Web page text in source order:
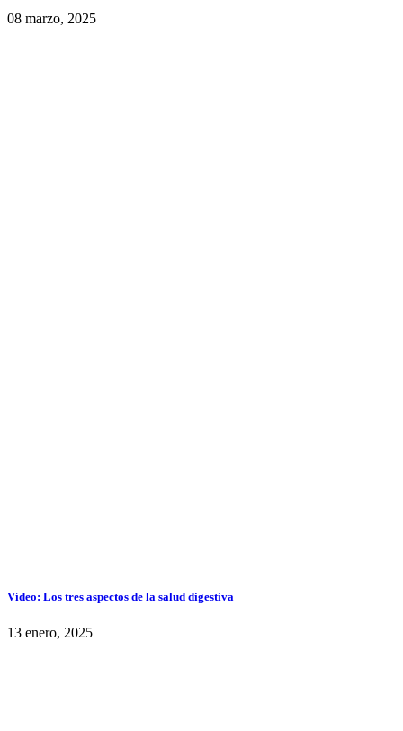
08 marzo, 2025
Vídeo: Los tres aspectos de la salud digestiva
13 enero, 2025